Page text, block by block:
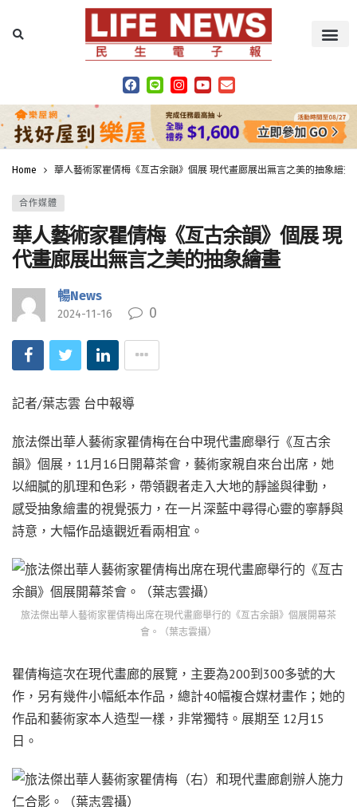
Home 華人藝術家瞿倩梅《亙古余韻》個展 現代畫廊展出無言之美的抽象繪畫
合作媒體
華人藝術家瞿倩梅《亙古余韻》個展 現
代畫廊展出無言之美的抽象繪畫
暢News
2024-11-16 0
記者/葉志雲 台中報導
旅法傑出華人藝術家瞿倩梅在台中現代畫廊舉行《亙古余
韻》個展，11月16日開幕茶會，藝術家親自來台出席，她
以細膩的肌理和色彩，帶領觀者走入大地的靜謐與律動，
感受抽象繪畫的視覺張力，在一片深藍中尋得心靈的寧靜與
詩意，大幅作品遠觀近看兩相宜。
旅法傑出華人藝術家瞿倩梅出席在現代畫廊舉行的《亙古余韻》個展開幕茶
會。（葉志雲攝）
瞿倩梅這次在現代畫廊的展覽，主要為200到300多號的大
作，另有幾件小幅紙本作品，總計40幅複合媒材畫作；她的
作品和藝術家本人造型一樣，非常獨特。展期至 12月15
日。